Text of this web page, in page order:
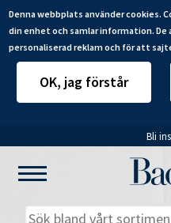
Denna webbplats använder cookies.
din enhet och samlar information.
personaliserad reklam och för att
OK, jag förstår
till
huvudinnehåll
Bli